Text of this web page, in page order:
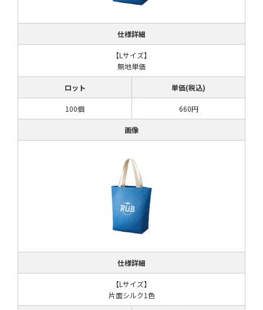
仕様詳細
【Lサイズ】
無地単価
ロット 単価(税込)
100個 660円
画像
仕様詳細
【Lサイズ】
片面シルク1色